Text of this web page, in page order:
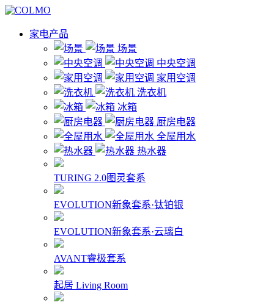
家电产品
场景
中央空调
家用空调
洗衣机
冰箱
厨房电器
全屋用水
热水器
TURING 2.0图灵套系
EVOLUTION新象套系·钛铂银
EVOLUTION新象套系·云璃白
AVANT睿极套系
起居 Living Room